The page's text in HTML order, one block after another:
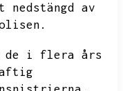
nedstängd av
de i flera års